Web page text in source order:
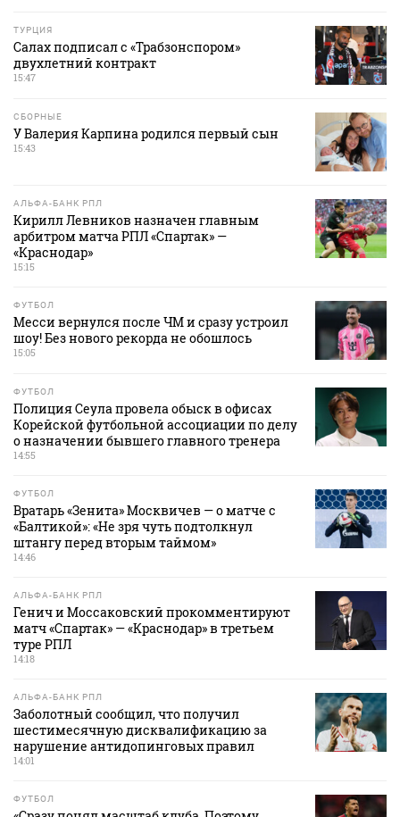
ТУРЦИЯ
Салах подписал с «Трабзонспором»
двухлетний контракт
15:47
СБОРНЫЕ
У Валерия Карпина родился первый сын
15:43
АЛЬФА-БАНК РПЛ
Кирилл Левников назначен главным
арбитром матча РПЛ «Спартак» —
«Краснодар»
15:15
ФУТБОЛ
Месси вернулся после ЧМ и сразу устроил
шоу! Без нового рекорда не обошлось
15:05
ФУТБОЛ
Полиция Сеула провела обыск в офисах
Корейской футбольной ассоциации по делу
о назначении бывшего главного тренера
14:55
ФУТБОЛ
Вратарь «Зенита» Москвичев — о матче с
«Балтикой»: «Не зря чуть подтолкнул
штангу перед вторым таймом»
14:46
АЛЬФА-БАНК РПЛ
Генич и Моссаковский прокомментируют
матч «Спартак» — «Краснодар» в третьем
туре РПЛ
14:18
АЛЬФА-БАНК РПЛ
Заболотный сообщил, что получил
шестимесячную дисквалификацию за
нарушение антидопинговых правил
14:01
ФУТБОЛ